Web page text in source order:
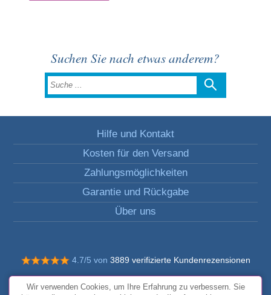
Suchen Sie nach etwas anderem?
Hilfe und Kontakt
Kosten für den Versand
Zahlungsmöglichkeiten
Garantie und Rückgabe
Über uns
4.7/5 von 3889 verifizierte Kundenrezensionen
© Alle Rechte vorbehalten FunToCome
Wir verwenden Cookies, um Ihre Erfahrung zu verbessern. Sie